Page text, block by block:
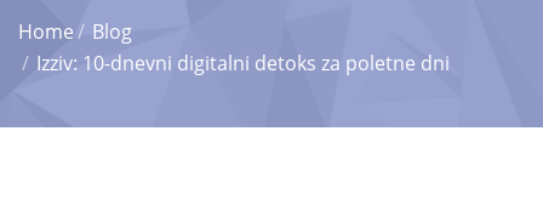
Home
Blog
Izziv: 10-dnevni digitalni detoks za poletne dni